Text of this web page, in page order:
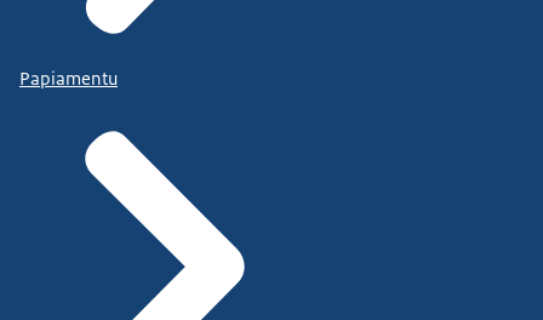
Papiamentu